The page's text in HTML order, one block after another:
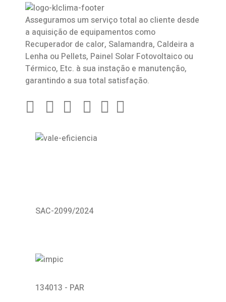
Asseguramos um serviço total ao cliente desde
a aquisição de equipamentos como
Recuperador de calor, Salamandra, Caldeira a
Lenha ou Pellets, Painel Solar Fotovoltaico ou
Térmico, Etc. à sua instação e manutenção,
garantindo a sua total satisfação.
SAC-2099/2024
134013 - PAR